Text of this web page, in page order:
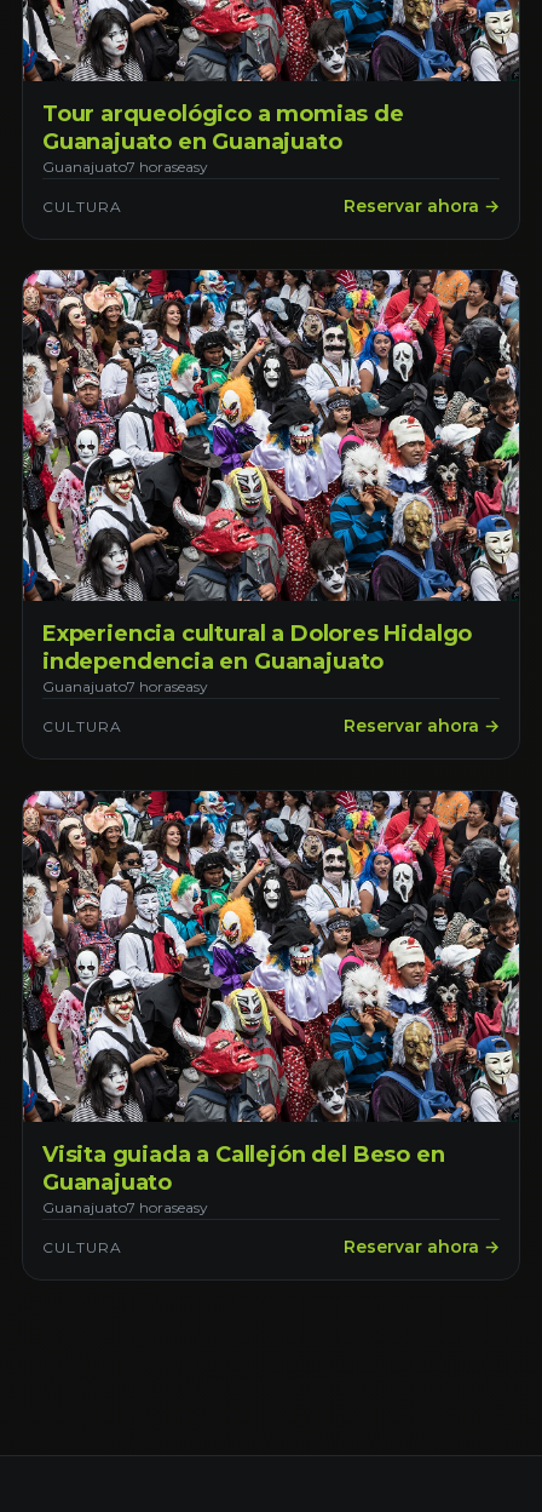
Tour arqueológico a momias de
Guanajuato en Guanajuato
Guanajuato7 horaseasy
CULTURA Reservar ahora →
Experiencia cultural a Dolores Hidalgo
independencia en Guanajuato
Guanajuato7 horaseasy
CULTURA Reservar ahora →
Visita guiada a Callejón del Beso en
Guanajuato
Guanajuato7 horaseasy
CULTURA Reservar ahora →